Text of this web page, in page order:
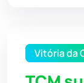
Vitória da